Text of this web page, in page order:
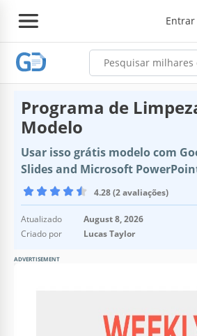
Entrar
Programa de
Modelo
Usar isso grátis modelo com
Slides and Microsoft
4.28 (2 avaliações)
Atualizado
August 8, 2026
Criado por
Lucas Taylor
ADVERTISEMENT